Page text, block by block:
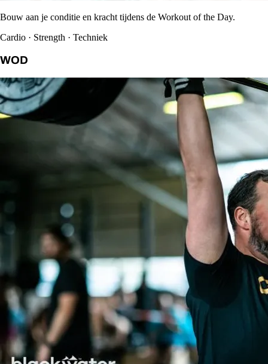
Bouw aan je conditie en kracht tijdens de Workout of the Day.
Cardio · Strength · Techniek
WOD